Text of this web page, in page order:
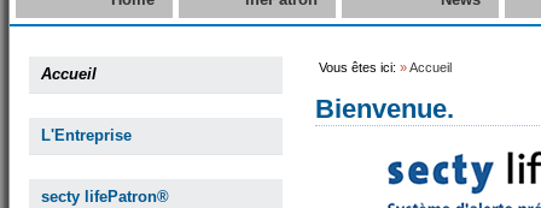
Accueil
L'Entreprise
secty lifePatron®
Vous êtes ici: »Accueil
Bienvenue.